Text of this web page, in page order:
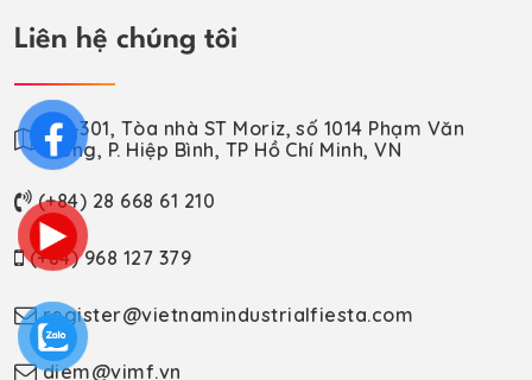
Liên hệ chúng tôi
VP-301, Tòa nhà ST Moriz, số 1014 Phạm Văn
Đồng, P. Hiệp Bình, TP Hồ Chí Minh, VN
(+84) 28 668 61 210
(+84) 968 127 379
register@vietnamindustrialfiesta.com
diem@vimf.vn